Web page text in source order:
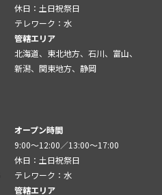
休日：土日祝祭日
テレワーク：水
管轄エリア
北海道、東北地方、石川、富山、
新潟、関東地方、静岡
オープン時間
9:00～12:00／13:00～17:00
休日：土日祝祭日
テレワーク：水
管轄エリア